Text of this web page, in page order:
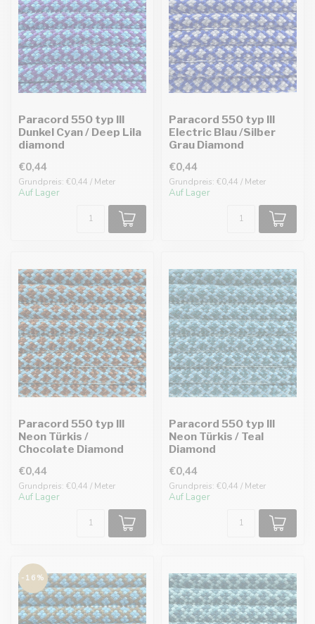
Paracord 550 typ III
Dunkel Cyan / Deep Lila
diamond
€0,44
Grundpreis: €0,44 / Meter
Auf Lager
Paracord 550 typ III
Electric Blau /Silber
Grau Diamond
€0,44
Grundpreis: €0,44 / Meter
Auf Lager
Paracord 550 typ III
Neon Türkis /
Chocolate Diamond
€0,44
Grundpreis: €0,44 / Meter
Auf Lager
Paracord 550 typ III
Neon Türkis / Teal
Diamond
€0,44
Grundpreis: €0,44 / Meter
Auf Lager
-16%